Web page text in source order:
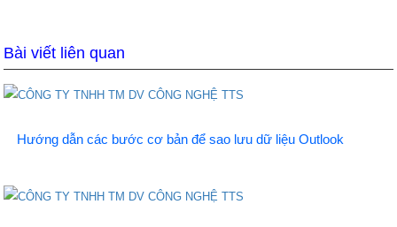
Bài viết liên quan
Hướng dẫn các bước cơ bản để sao lưu dữ liệu Outlook